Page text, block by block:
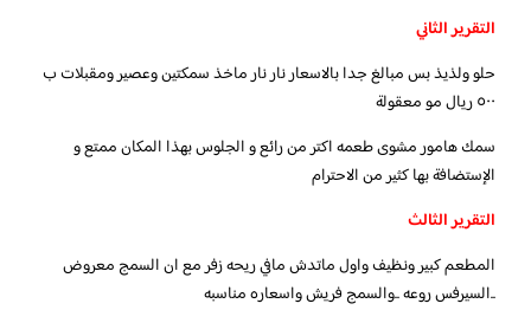
التقرير الثاني
حلو ولذيذ بس مبالغ جدا بالاسعار نار نار ماخذ سمكتين وعصير ومقبلات ب
٥٠٠ ريال مو معقولة
سمك هامور مشوى طعمه اكتر من رائع و الجلوس بهذا المكان ممتع و
الإستضافة بها كثير من الاحترام
التقرير الثالث
المطعم كبير ونظيف واول ماتدش مافي ريحه زفر مع ان السمج معروض
..السيرفس روعه ..والسمج فريش واسعاره مناسبه